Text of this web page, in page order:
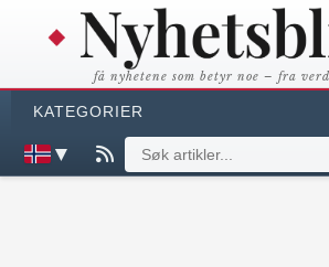
få nyhetene som betyr noe – fra
KATEGORIER
▼